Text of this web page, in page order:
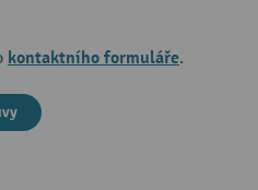
kontaktního formuláře.